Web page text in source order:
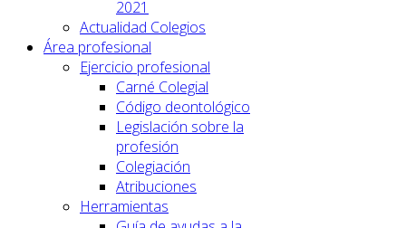
2021
Actualidad Colegios
Área profesional
Ejercicio profesional
Carné Colegial
Código deontológico
Legislación sobre la
profesión
Colegiación
Atribuciones
Herramientas